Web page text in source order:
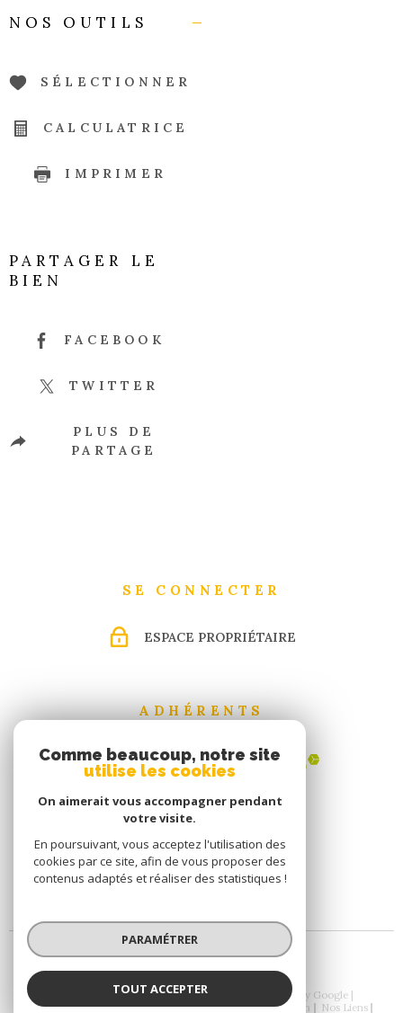
NOS OUTILS
SÉLECTIONNER
CALCULATRICE
IMPRIMER
PARTAGER LE
BIEN
FACEBOOK
TWITTER
PLUS DE
PARTAGE
SE CONNECTER
ESPACE PROPRIÉTAIRE
ADHÉRENTS
© 2026 | Tous droits réservés | Traduction powered by Google |
Nos Honoraires
Plan Du Site Mentions Légales Admin Nos Liens
Comme beaucoup, notre site
utilise les cookies
On aimerait vous accompagner pendant
votre visite.
En poursuivant, vous acceptez l'utilisation des
cookies par ce site, afin de vous proposer des
contenus adaptés et réaliser des statistiques !
PARAMÉTRER
TOUT ACCEPTER